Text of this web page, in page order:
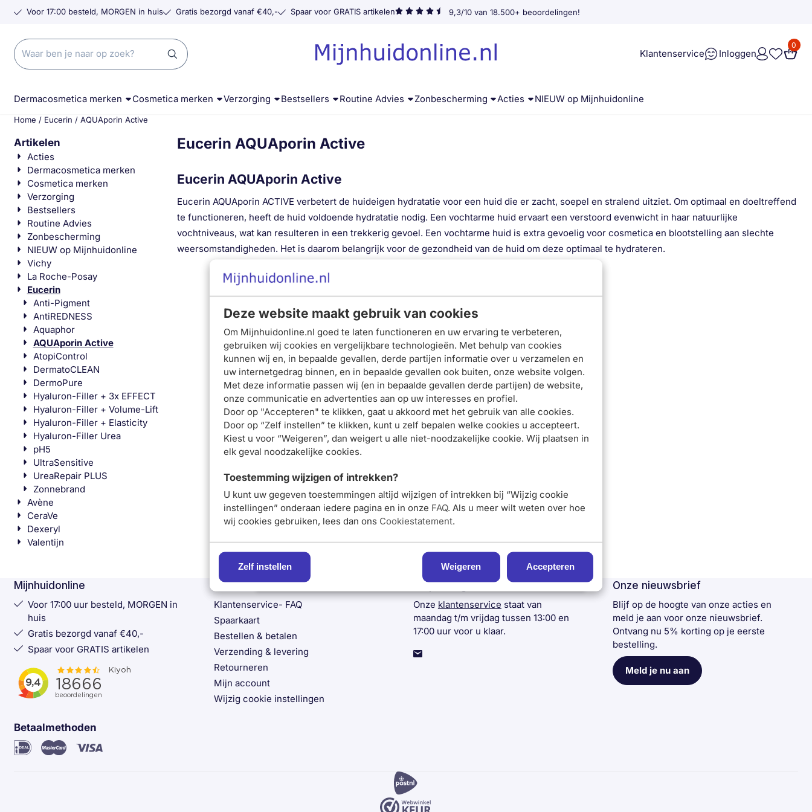
Deze website maakt gebruik van cookies
Om Mijnhuidonline.nl goed te laten functioneren en uw ervaring te verbeteren,
gebruiken wij cookies en vergelijkbare technologieën. Met behulp van cookies
kunnen wij en, in bepaalde gevallen, derde partijen informatie over u verzamelen en
uw internetgedrag binnen, en in bepaalde gevallen ook buiten, onze website volgen.
Met deze informatie passen wij (en in bepaalde gevallen derde partijen) de website,
onze communicatie en advertenties aan op uw interesses en profiel.
Door op "Accepteren" te klikken, gaat u akkoord met het gebruik van alle cookies.
Door op “Zelf instellen” te klikken, kunt u zelf bepalen welke cookies u accepteert.
Kiest u voor “Weigeren”, dan weigert u alle niet-noodzakelijke cookie. Wij plaatsen in
elk geval noodzakelijke cookies.
Toestemming wijzigen of intrekken?
U kunt uw gegeven toestemmingen altijd wijzigen of intrekken bij “Wijzig cookie
instellingen” onderaan iedere pagina en in onze FAQ. Als u meer wilt weten over hoe
wij cookies gebruiken, lees dan ons Cookiestatement.
Zelf instellen Weigeren Accepteren
Cookievoorkeuren zijn momenteel gesloten.
Schrijf je nu in en ontvang onze nieuwsbrief
Meld je aan voor onze
nieuwsbrief
en ontvang 5% korting op je
eerste bestelling
Meld je nu aan
E-mail adres:
Voor 17:00 besteld, MORGEN in huis Gratis bezorgd vanaf €40,- Spaar voor GRATIS artikelen 9,3/10 van 18.500+ beoordelingen!
Zoeken
Klantenservice
Inloggen
0
Dermacosmetica merken Cosmetica merken Verzorging Bestsellers Routine Advies Zonbescherming Acties NIEUW op Mijnhuidonline
Home / Eucerin / AQUAporin Active
Artikelen
Acties
Dermacosmetica merken
Cosmetica merken
Verzorging
Bestsellers
Routine Advies
Zonbescherming
NIEUW op Mijnhuidonline
Vichy
La Roche-Posay
Eucerin
Anti-Pigment
AntiREDNESS
Aquaphor
AQUAporin Active
AtopiControl
DermatoCLEAN
DermoPure
Hyaluron-Filler + 3x EFFECT
Hyaluron-Filler + Volume-Lift
Hyaluron-Filler + Elasticity
Hyaluron-Filler Urea
pH5
UltraSensitive
UreaRepair PLUS
Zonnebrand
Avène
CeraVe
Dexeryl
Valentijn
Eucerin AQUAporin Active
Eucerin AQUAporin Active
Eucerin AQUAporin ACTIVE verbetert de huideigen hydratatie voor een huid die er zacht, soepel en stralend uitziet. Om optimaal en doeltreffend
te functioneren, heeft de huid voldoende hydratatie nodig. Een vochtarme huid ervaart een verstoord evenwicht in haar natuurlijke
vochtniveaus, wat kan resulteren in een trekkerig gevoel. Een vochtarme huid is extra gevoelig voor cosmetica en blootstelling aan slechte
weersomstandigheden. Het is daarom belangrijk voor de gezondheid van de huid om deze optimaal te hydrateren.
Mijnhuidonline
Voor 17:00 uur besteld, MORGEN in
huis
Gratis bezorgd vanaf €40,-
Spaar voor GRATIS artikelen
Betaalmethoden
Klantenservice
Klantenservice- FAQ
Spaarkaart
Bestellen & betalen
Verzending & levering
Retourneren
Mijn account
Wijzig cookie instellingen
Hulp nodig?
Onze klantenservice staat van
maandag t/m vrijdag tussen 13:00 en
17:00 uur voor u klaar.
Onze nieuwsbrief
Blijf op de hoogte van onze acties en
meld je aan voor onze nieuwsbrief.
Ontvang nu 5% korting op je eerste
bestelling.
Meld je nu aan